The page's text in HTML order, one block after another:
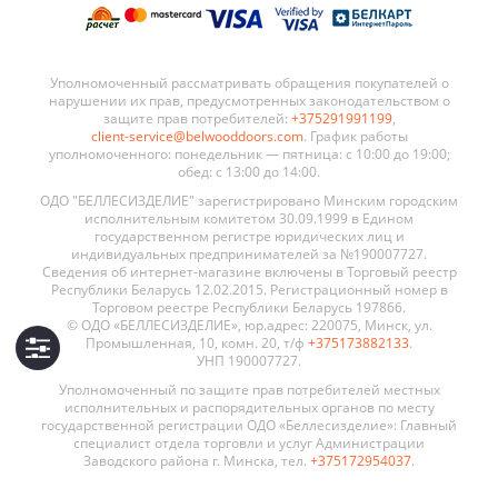
Уполномоченный рассматривать обращения покупателей о
нарушении их прав, предусмотренных законодательством о
защите прав потребителей: +375291991199,
client-service@belwooddoors.com. График работы
уполномоченного: понедельник — пятница: с 10:00 до 19:00;
обед: с 13:00 до 14:00.
ОДО "БЕЛЛЕСИЗДЕЛИЕ" зарегистрировано Минским городским
исполнительным комитетом 30.09.1999 в Едином
государственном регистре юридических лиц и
индивидуальных предпринимателей за №190007727.
Сведения об интернет-магазине включены в Торговый реестр
Республики Беларусь 12.02.2015. Регистрационный номер в
Торговом реестре Республики Беларусь 197866.
© ОДО «БЕЛЛЕСИЗДЕЛИЕ», юр.адрес: 220075, Минск, ул.
Промышленная, 10, комн. 20, т/ф +375173882133.
УНП 190007727.
Уполномоченный по защите прав потребителей местных
исполнительных и распорядительных органов по месту
государственной регистрации ОДО «Беллесизделие»: Главный
специалист отдела торговли и услуг Администрации
Заводского района г. Минска, тел. +375172954037.